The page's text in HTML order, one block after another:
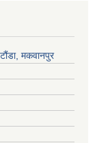
मकवानपुर